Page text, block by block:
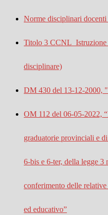
Norme disciplinari
Titolo 3 CCNL_Istruzione
disciplinare)
DM 430 del 13-12-2000,
OM 112 del 06-05-2022,
graduatorie provinciali e
6-bis e 6-ter, della legge 3
conferimento delle
ed educativo”